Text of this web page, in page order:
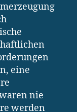
eine
nie
werden